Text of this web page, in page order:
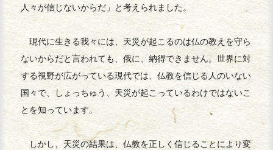
人々が信じないからだ」と考えられました。
現代に生きる我々には、天災が起こるのは仏の教えを守ら
ないからだと言われても、俄に、納得できません。世界に対
する視野が広がっている現代では、仏教を信じる人のいない
国々で、しょっちゅう、天災が起こっているわけではないこ
とを知っています。
しかし、天災の結果は、仏教を正しく信じることにより変